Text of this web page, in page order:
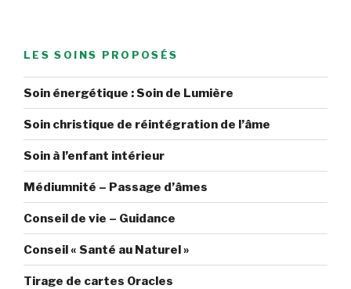
LES SOINS PROPOSÉS
Soin énergétique : Soin de Lumière
Soin christique de réintégration de l’âme
Soin à l’enfant intérieur
Médiumnité – Passage d’âmes
Conseil de vie – Guidance
Conseil « Santé au Naturel »
Tirage de cartes Oracles